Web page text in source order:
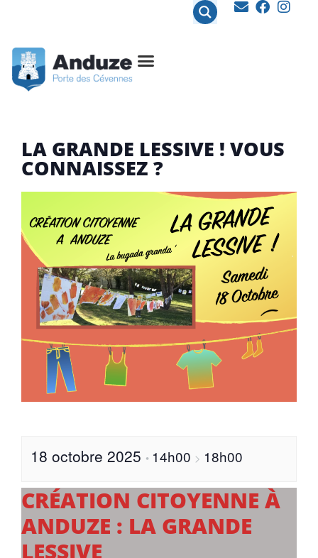
LA GRANDE LESSIVE ! VOUS
CONNAISSEZ ?
18 octobre 2025 • 14h00 > 18h00
CRÉATION CITOYENNE À
ANDUZE : LA GRANDE
LESSIVE